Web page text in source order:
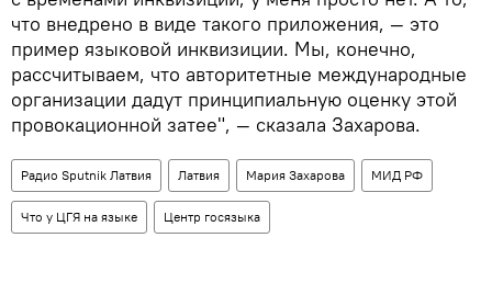
что внедрено в виде такого приложения, — это
пример языковой инквизиции. Мы, конечно,
рассчитываем, что авторитетные международные
организации дадут принципиальную оценку этой
провокационной затее", — сказала Захарова.
Радио Sputnik Латвия Латвия Мария Захарова МИД РФ
Что у ЦГЯ на языке Центр госязыка